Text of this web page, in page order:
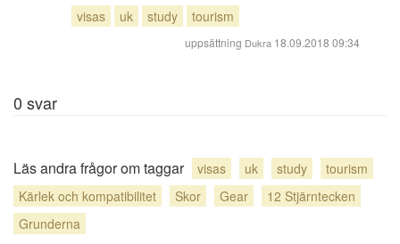
visas uk study tourism
uppsättning Dukra 18.09.2018 09:34
0 svar
Läs andra frågor om taggar visas uk study
tourism
Kärlek och kompatibilitet
Skor Gear
12 Stjärntecken
Grunderna